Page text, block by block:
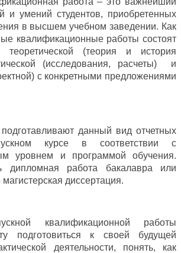
и умений студентов, приобретенных
в высшем учебном заведении. Как
квалификационные работы состоят
теоретической (теория и история
(исследования, расчеты) и
с конкретными предложениями
данный вид отчетных
курсе в соответствии с
уровнем и программой обучения.
работа бакалавра или
диссертация.
квалификационной работы
подготовиться к своей будущей
деятельности, понять, как